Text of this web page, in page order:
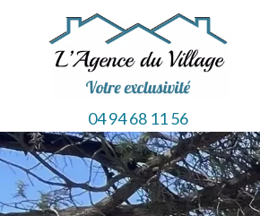
04 94 68 11 56